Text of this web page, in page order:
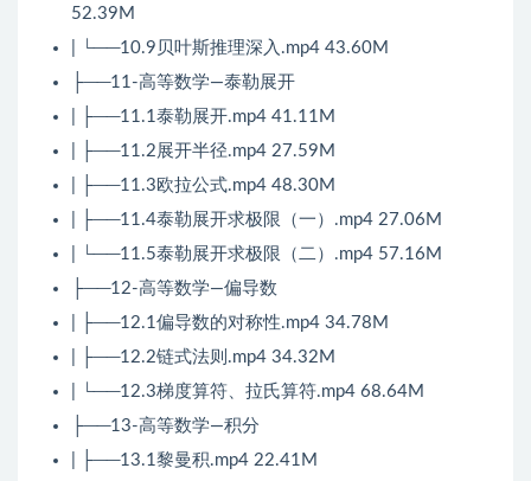
52.39M
| └──10.9贝叶斯推理深入.mp4 43.60M
├──11-高等数学—泰勒展开
| ├──11.1泰勒展开.mp4 41.11M
| ├──11.2展开半径.mp4 27.59M
| ├──11.3欧拉公式.mp4 48.30M
| ├──11.4泰勒展开求极限（一）.mp4 27.06M
| └──11.5泰勒展开求极限（二）.mp4 57.16M
├──12-高等数学—偏导数
| ├──12.1偏导数的对称性.mp4 34.78M
| ├──12.2链式法则.mp4 34.32M
| └──12.3梯度算符、拉氏算符.mp4 68.64M
├──13-高等数学—积分
| ├──13.1黎曼积.mp4 22.41M